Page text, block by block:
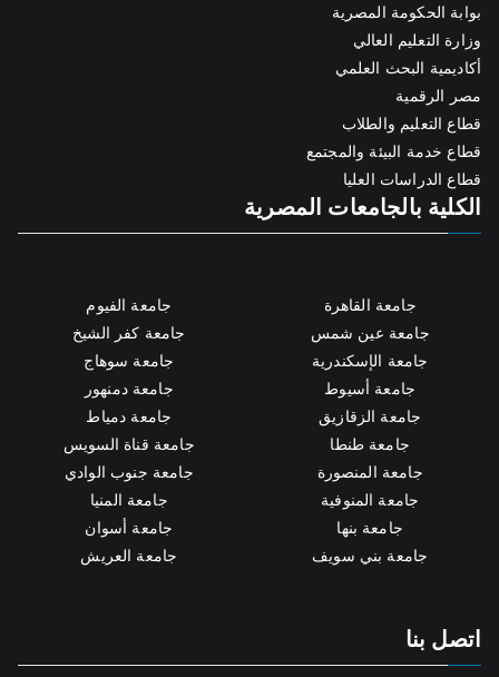
بوابة الحكومة المصرية
وزارة التعليم العالي
أكاديمية البحث العلمي
مصر الرقمية
قطاع التعليم والطلاب
قطاع خدمة البيئة والمجتمع
قطاع الدراسات العليا
الكلية بالجامعات المصرية
جامعة القاهرة
جامعة عين شمس
جامعة الإسكندرية
جامعة أسيوط
جامعة الزقازيق
جامعة طنطا
جامعة المنصورة
جامعة المنوفية
جامعة بنها
جامعة بني سويف
جامعة الفيوم
جامعة كفر الشيخ
جامعة سوهاج
جامعة دمنهور
جامعة دمياط
جامعة قناة السويس
جامعة جنوب الوادي
جامعة المنيا
جامعة أسوان
جامعة العريش
اتصل بنا